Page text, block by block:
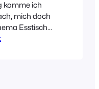
komme ich
mich doch
Esstische
mach ich